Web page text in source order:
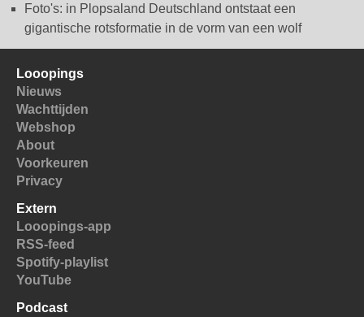
Foto's: in Plopsaland Deutschland ontstaat een
gigantische rotsformatie in de vorm van een wolf
Looopings
Nieuws
Wachttijden
Webshop
About
Voorkeuren
Privacy
Extern
Looopings-app
RSS-feed
Spotify-playlist
YouTube
Podcast